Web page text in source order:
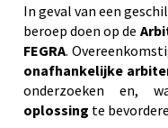
In geval van een
beroep doen op de
FEGRA.
onafhankelijke
onderzoeken en,
oplossing te